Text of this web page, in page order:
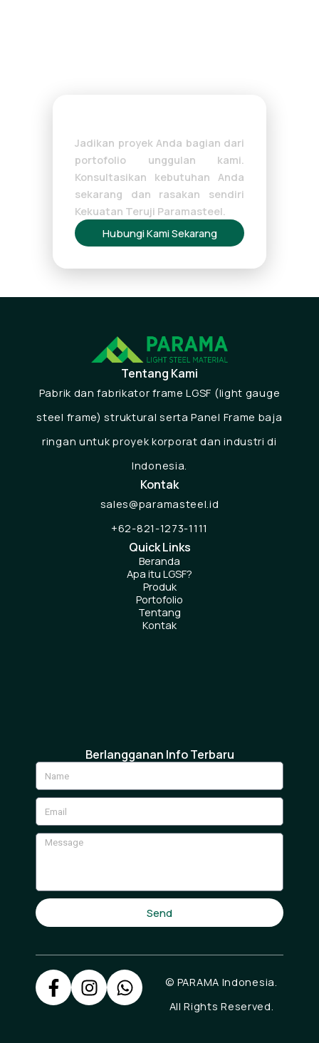
Jadikan proyek Anda bagian dari
portofolio unggulan kami.
Konsultasikan kebutuhan Anda
sekarang dan rasakan sendiri
Kekuatan Teruji Paramasteel.
Hubungi Kami Sekarang
Tentang Kami
Pabrik dan fabrikator frame LGSF (light gauge
steel frame) struktural serta Panel Frame baja
ringan untuk proyek korporat dan industri di
Indonesia.
Kontak
sales@paramasteel.id
+62-821-1273-1111
Quick Links
Beranda
Apa itu LGSF?
Produk
Portofolio
Tentang
Kontak
Berlangganan Info Terbaru
Name
Email
Message
Send
© PARAMA Indonesia.
All Rights Reserved.